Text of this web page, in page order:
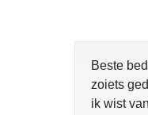
Beste
zoiets
ik wist